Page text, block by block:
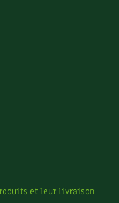
et leur livraison